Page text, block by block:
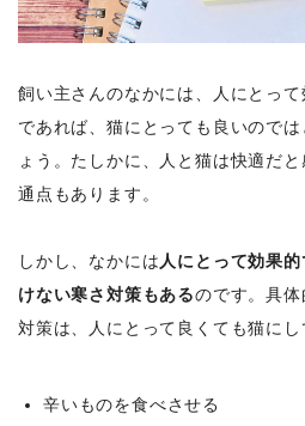
飼い主さんのなかには、人にとっ
であれば、猫にとっても良いので
ょう。たしかに、人と猫は快適だ
通点もあります。
しかし、なかには人にとって効果
けない寒さ対策もあるのです。具
対策は、人にとって良くても猫にし
辛いものを食べさせる